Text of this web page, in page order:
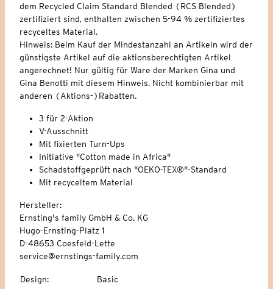
dem Recycled Claim Standard Blended (RCS Blended)
zertifiziert sind, enthalten zwischen 5-94 % zertifiziertes
recyceltes Material.
Hinweis: Beim Kauf der Mindestanzahl an Artikeln wird der
günstigste Artikel auf die aktionsberechtigten Artikel
angerechnet! Nur gültig für Ware der Marken Gina und
Gina Benotti mit diesem Hinweis. Nicht kombinierbar mit
anderen (Aktions-)Rabatten.
3 für 2-Aktion
V-Ausschnitt
Mit fixierten Turn-Ups
Initiative "Cotton made in Africa"
Schadstoffgeprüft nach "OEKO-TEX®"-Standard
Mit recyceltem Material
Hersteller:
Ernsting's family GmbH & Co. KG
Hugo-Ernsting-Platz 1
D-48653 Coesfeld-Lette
service@ernstings-family.com
Design:
Basic